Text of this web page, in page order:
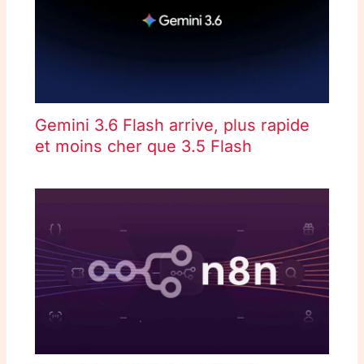
Gemini 3.6 Flash arrive, plus rapide
et moins cher que 3.5 Flash